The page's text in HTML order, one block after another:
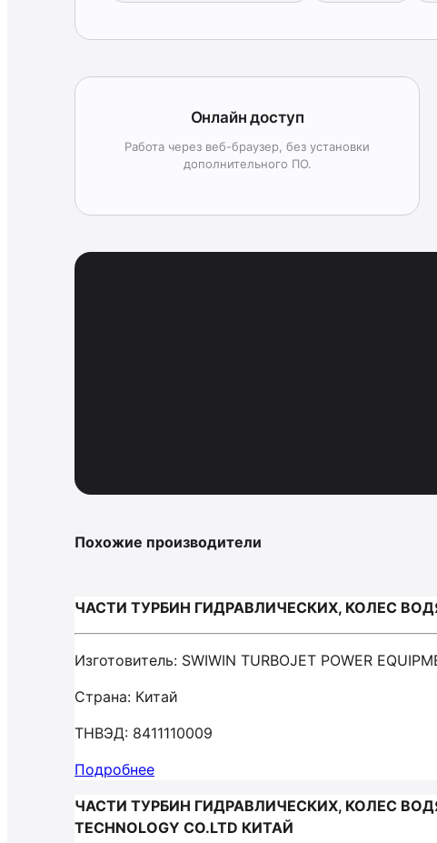
Онлайн доступ
Работа через веб-браузер, без установки
дополнительного ПО.
Похожие производители
ЧАСТИ ТУРБИН ГИДРАВЛИЧЕСКИХ, КОЛЕС
Изготовитель: SWIWIN TURBOJET POWER
Страна: Китай
ТНВЭД: 8411110009
Подробнее
ЧАСТИ ТУРБИН ГИДРАВЛИЧЕСКИХ, КОЛЕС
TECHNOLOGY CO.LTD КИТАЙ